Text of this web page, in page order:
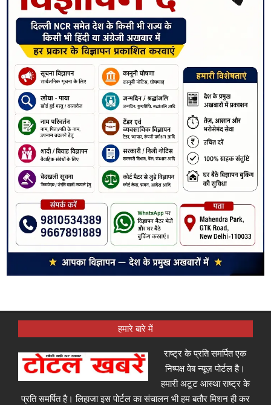
हमारे बारे में
राष्ट्र के प्रति समर्पित एक
निष्पक्ष वेब न्यूज़ पोर्टल है।
हमारी अटूट आस्था राष्ट्र के
प्रति समर्पित है। लिहाजा इस पोर्टल का संचालन भी हम बतौर मिशन ही कर